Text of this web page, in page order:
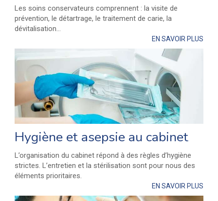
Les soins conservateurs comprennent : la visite de
prévention, le détartrage, le traitement de carie, la
dévitalisation...
EN SAVOIR PLUS
Hygiène et asepsie au cabinet
L’organisation du cabinet répond à des règles d’hygiène
strictes. L’entretien et la stérilisation sont pour nous des
éléments prioritaires.
EN SAVOIR PLUS